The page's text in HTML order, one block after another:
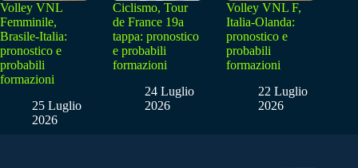
Volley VNL
Femminile,
Brasile-Italia:
pronostico e
probabili
formazioni
25 Luglio
2026
Ciclismo, Tour
de France 19a
tappa: pronostico
e probabili
formazioni
24 Luglio
2026
Volley VNL F,
Italia-Olanda:
pronostico e
probabili
formazioni
22 Luglio
2026